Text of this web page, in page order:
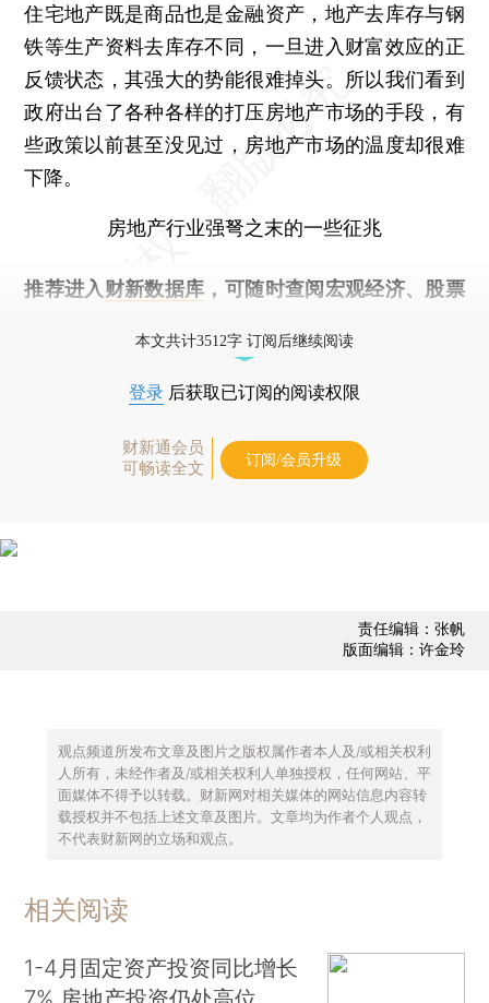
住宅地产既是商品也是金融资产，地产去库存与钢
铁等生产资料去库存不同，一旦进入财富效应的正
反馈状态，其强大的势能很难掉头。所以我们看到
政府出台了各种各样的打压房地产市场的手段，有
些政策以前甚至没见过，房地产市场的温度却很难
下降。
房地产行业强弩之末的一些征兆
推荐进入 财新数据库 ，可随时查阅宏观经济、股票
本文共计3512字 订阅后继续阅读
登录 后获取已订阅的阅读权限
财新通会员
可畅读全文
订阅/会员升级
责任编辑：张帆
版面编辑：许金玲
观点频道所发布文章及图片之版权属作者本人及/或相关权利
人所有，未经作者及/或相关权利人单独授权，任何网站、平
面媒体不得予以转载。财新网对相关媒体的网站信息内容转
载授权并不包括上述文章及图片。文章均为作者个人观点，
不代表财新网的立场和观点。
相关阅读
1-4月固定资产投资同比增长